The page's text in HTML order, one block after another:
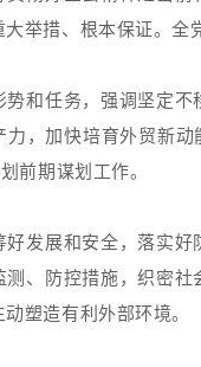
举措、根本保证。
势和任务，强调坚定
力，加快培育外贸新
前期谋划工作。
好发展和安全，落实
测、防控措施，织密
塑造有利外部环境。